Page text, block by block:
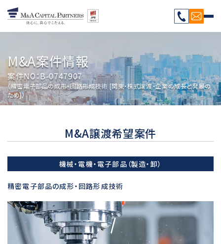
M&A案件情報
案件NO：B-0747907
（精密電子部品の成形・回路形成技術 [関東・株式譲渡・企業の成長と発展の
ため]）
M&A譲渡希望案件
機械・電機・電子部品（製造・卸）
精密電子部品の成形・回路形成技術